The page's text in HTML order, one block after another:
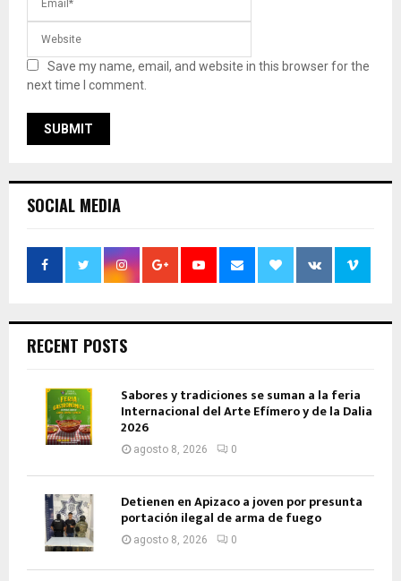
Save my name, email, and website in this browser for the
next time I comment.
SOCIAL MEDIA
RECENT POSTS
Sabores y tradiciones se suman a la feria
Internacional del Arte Efímero y de la Dalia
2026
agosto 8, 2026 0
Detienen en Apizaco a joven por presunta
portación ilegal de arma de fuego
agosto 8, 2026 0